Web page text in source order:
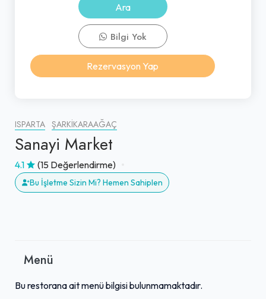
ISPARTA ŞARKIKARAAĞAÇ
Sanayi Market
4.1 (15 Değerlendirme)
Bu İşletme Sizin Mi? Hemen Sahiplen
Menü
Bu restorana ait menü bilgisi bulunmamaktadır.
Ara
Bilgi Yok
Rezervasyon Yap